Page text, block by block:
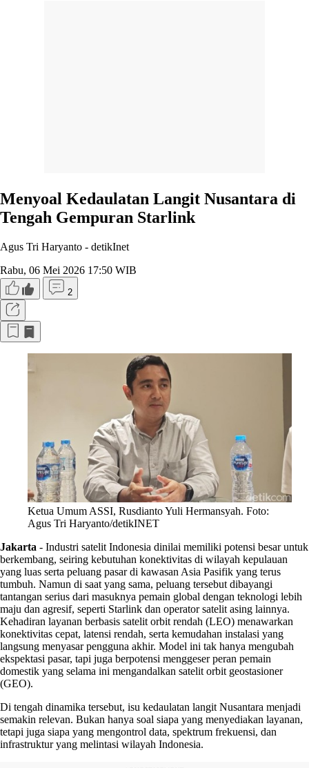
Menyoal Kedaulatan Langit Nusantara di
Tengah Gempuran Starlink
Agus Tri Haryanto - detikInet
Rabu, 06 Mei 2026 17:50 WIB
2
Ketua Umum ASSI, Rusdianto Yuli Hermansyah. Foto:
Agus Tri Haryanto/detikINET
Jakarta - Industri satelit Indonesia dinilai memiliki potensi besar untuk
berkembang, seiring kebutuhan konektivitas di wilayah kepulauan
yang luas serta peluang pasar di kawasan Asia Pasifik yang terus
tumbuh. Namun di saat yang sama, peluang tersebut dibayangi
tantangan serius dari masuknya pemain global dengan teknologi lebih
maju dan agresif, seperti Starlink dan operator satelit asing lainnya.
Kehadiran layanan berbasis satelit orbit rendah (LEO) menawarkan
konektivitas cepat, latensi rendah, serta kemudahan instalasi yang
langsung menyasar pengguna akhir. Model ini tak hanya mengubah
ekspektasi pasar, tapi juga berpotensi menggeser peran pemain
domestik yang selama ini mengandalkan satelit orbit geostasioner
(GEO).
Di tengah dinamika tersebut, isu kedaulatan langit Nusantara menjadi
semakin relevan. Bukan hanya soal siapa yang menyediakan layanan,
tetapi juga siapa yang mengontrol data, spektrum frekuensi, dan
infrastruktur yang melintasi wilayah Indonesia.